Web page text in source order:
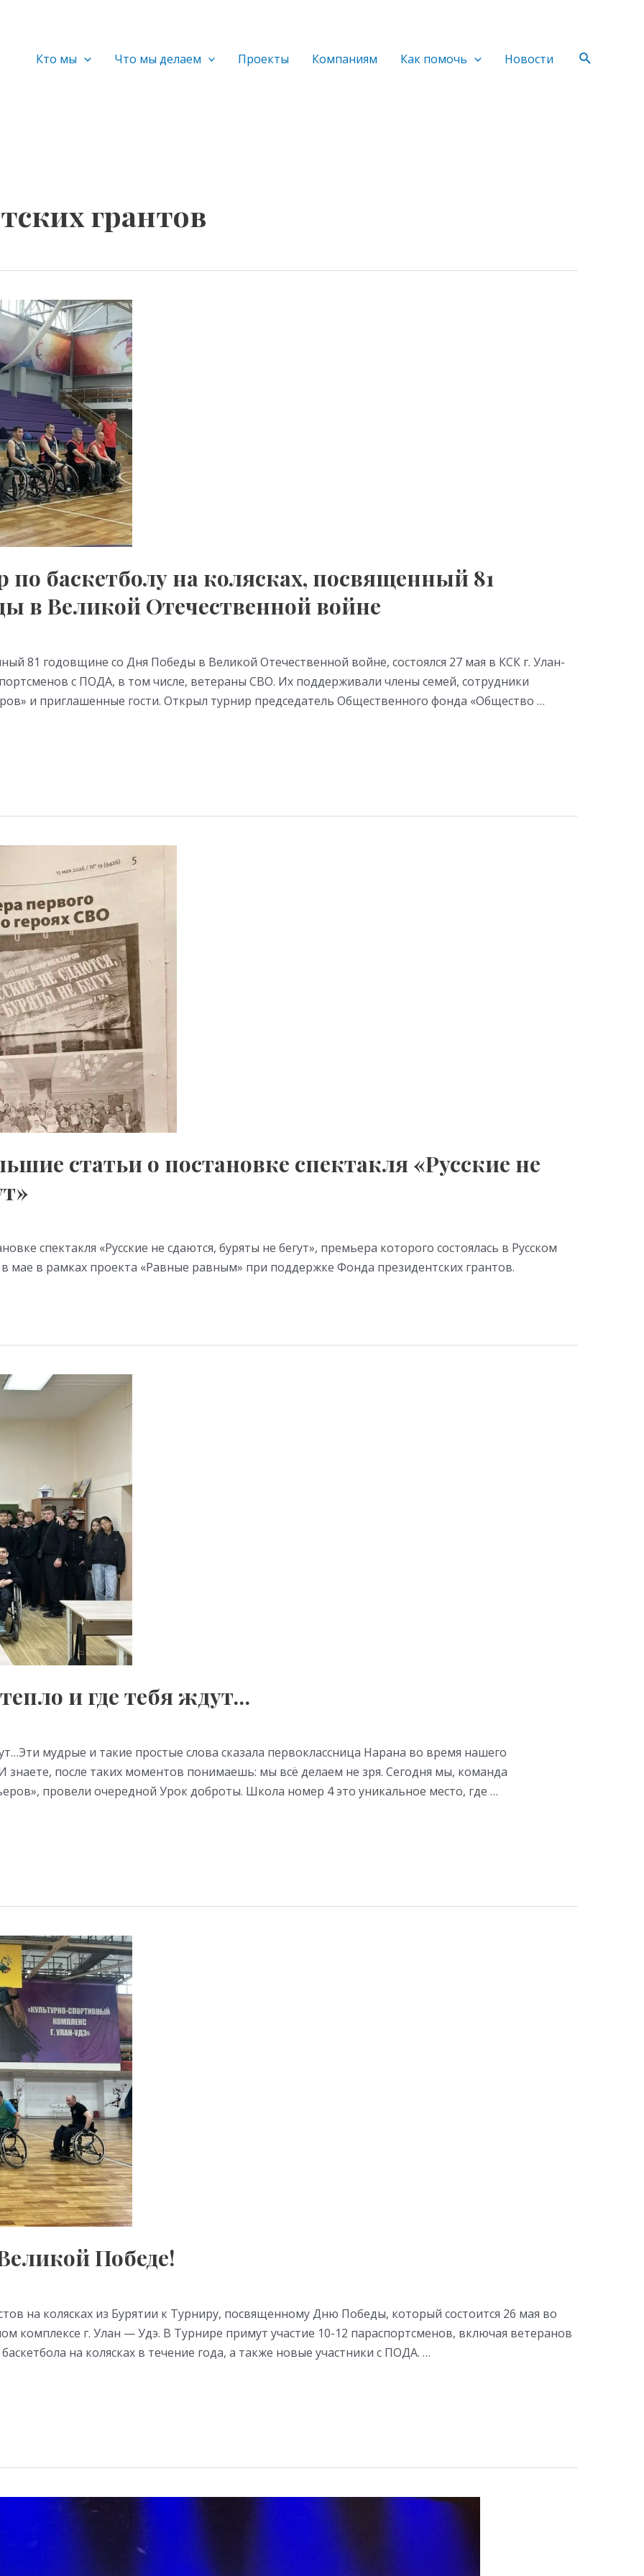
Кто мы Что мы делаем Проекты Компаниям Как помочь Новости Поиск
грантов
по баскетболу на колясках, посвященный 81
в Великой Отечественной войне
81 годовщине со Дня Победы в Великой Отечественной войне, состоялся 27 мая в КСК г. Улан-
с ПОДА, в том числе, ветераны СВО. Их поддерживали члены семей, сотрудники
и приглашенные гости. Открыл турнир председатель Общественного фонда «Общество …
статьи о постановке спектакля «Русские не
спектакля «Русские не сдаются, буряты не бегут», премьера которого состоялась в Русском
мае в рамках проекта «Равные равным» при поддержке Фонда президентских грантов.
и где тебя ждут…
мудрые и такие простые слова сказала первоклассница Нарана во время нашего
после таких моментов понимаешь: мы всё делаем не зря. Сегодня мы, команда
провели очередной Урок доброты. Школа номер 4 это уникальное место, где …
Победе!
на колясках из Бурятии к Турниру, посвященному Дню Победы, который состоится 26 мая во
комплексе г. Улан — Удэ. В Турнире примут участие 10-12 параспортсменов, включая ветеранов
на колясках в течение года, а также новые участники с ПОДА. …